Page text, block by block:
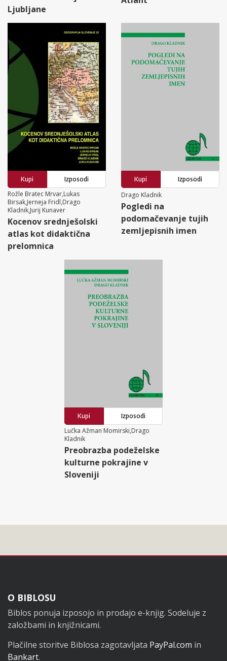
Ljubljane
Kupi
Izposodi
Rožle Bratec Mrvar,Lukas
Birsak,Jerneja Fridl,Drago
Kladnik,Jurij Kunaver
Kocenov srednješolski
atlas kot didaktična
prelomnica
Kupi
Izposodi
Drago Kladnik
Pogledi na
podomačevanje tujih
zemljepisnih imen
Kupi
Izposodi
Lučka Ažman Momirski,Drago
Kladnik
Preobrazba podeželske
kulturne pokrajine v
Sloveniji
Noga
O BIBLOSU
Biblos ponuja izposojo in prodajo e-knjig. Sodeluje z
založbami in knjižnicami.
Plačilne storitve Biblosa zagotavljata PayPal.com in
Bankart.